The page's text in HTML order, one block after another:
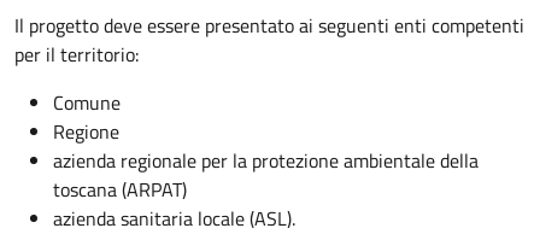
Il progetto deve essere presentato ai seguenti enti competenti
per il territorio:
Comune
Regione
azienda regionale per la protezione ambientale della
toscana (ARPAT)
azienda sanitaria locale (ASL).